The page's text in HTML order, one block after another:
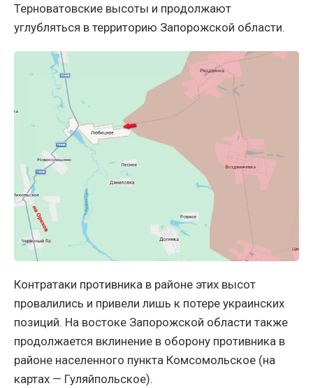
Терноватовские высоты и продолжают
углубляться в территорию Запорожской области.
Контратаки противника в районе этих высот
провалились и привели лишь к потере украинских
позиций. На востоке Запорожской области также
продолжается вклинение в оборону противника в
районе населенного пункта Комсомольское (на
картах — Гуляйпольское).